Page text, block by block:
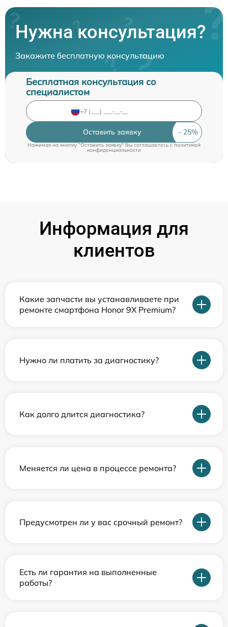
Нужна консультация?
Закажите бесплатную консультацию
Бесплатная консультация со
специалистом
Оставить заявку
Нажимая на кнопку "Оставить заявку" Вы соглашаетесь cполитикой
конфиденциальности
Информация для
клиентов
Какие запчасти вы устанавливаете при
ремонте смартфона Honor 9X Premium?
Нужно ли платить за диагностику?
Как долго длится диагностика?
Меняется ли цена в процессе ремонта?
Предусмотрен ли у вас срочный ремонт?
Есть ли гарантия на выполненные
работы?